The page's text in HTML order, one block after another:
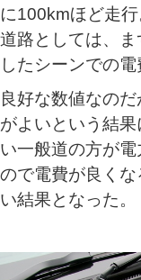
に100kmほど走
道路としては、
したシーンでの
良好な数値なの
がよいという結
い一般道の方が
ので電費が良く
い結果となった。